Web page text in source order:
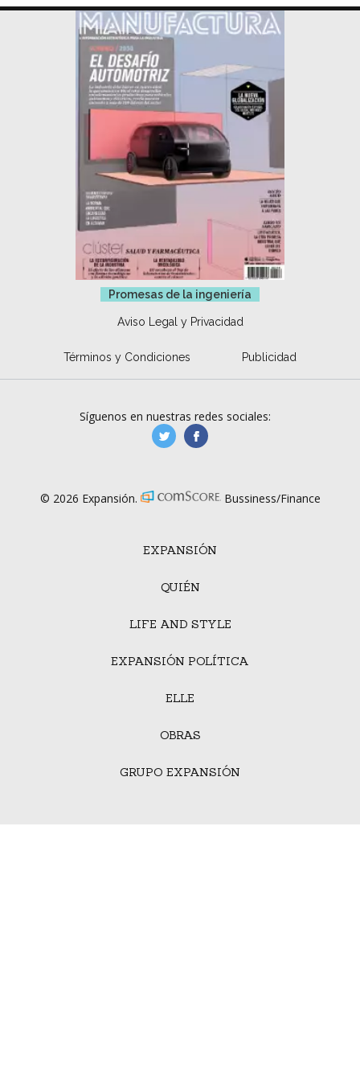
Promesas de la ingeniería
Aviso Legal y Privacidad
Términos y Condiciones Publicidad
EXPANSIÓN
QUIÉN
LIFE AND STYLE
EXPANSIÓN POLÍTICA
ELLE
OBRAS
GRUPO EXPANSIÓN
Síguenos en nuestras redes sociales:
manufacturaGE
© 2026 Expansión. Bussiness/Finance